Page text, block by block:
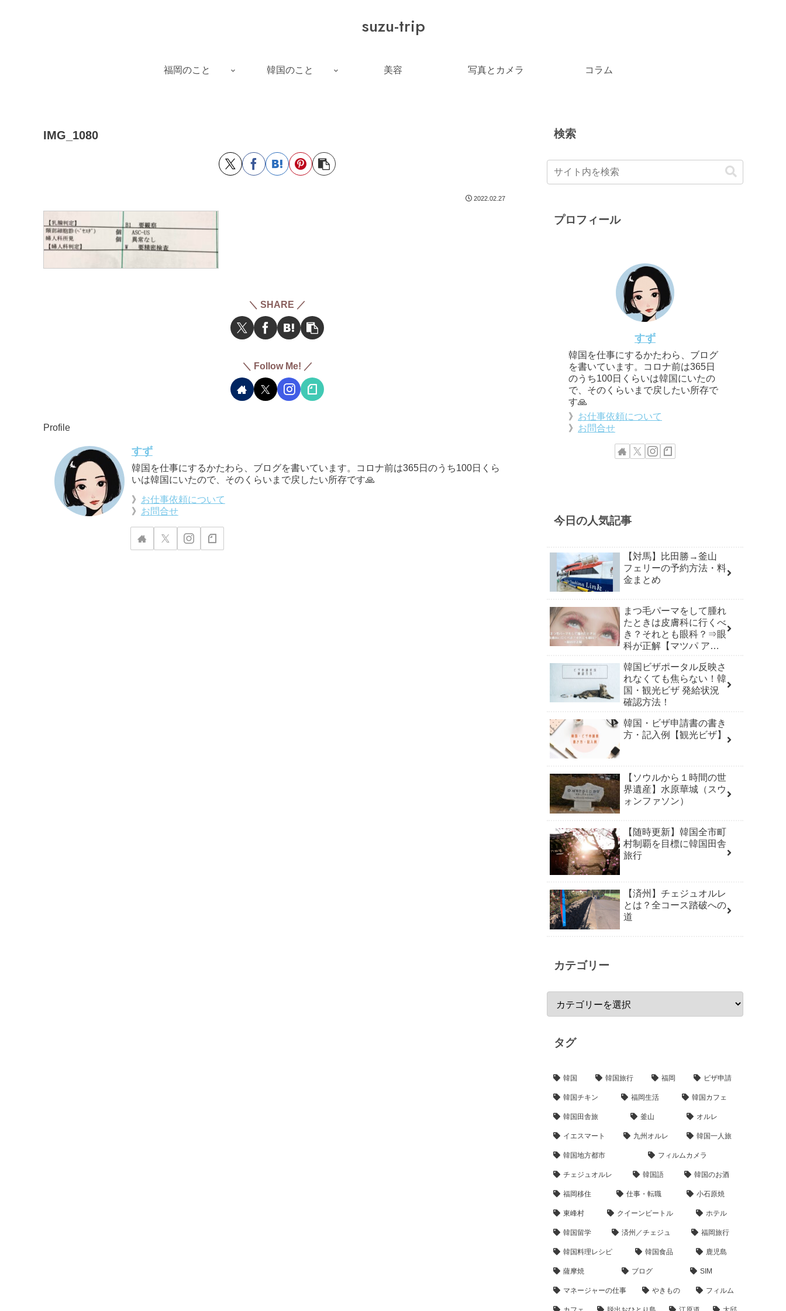
suzu-trip
福岡のこと 韓国のこと 美容 写真とカメラ コラム
IMG_1080
2022.02.27
＼ SHARE ／
＼ Follow Me! ／
Profile
すず
韓国を仕事にするかたわら、ブログを書いています。コロナ前は365日のうち100日くら
いは韓国にいたので、そのくらいまで戻したい所存です🙏
》 お仕事依頼について
》 お問合せ
検索
プロフィール
すず
韓国を仕事にするかたわら、ブログ
を書いています。コロナ前は365日
のうち100日くらいは韓国にいたの
で、そのくらいまで戻したい所存で
す🙏
》 お仕事依頼について
》 お問合せ
今日の人気記事
【対馬】比田勝→釜山
フェリーの予約方法・料
金まとめ
まつ毛パーマをして腫れ
たときは皮膚科に行くべ
き？それとも眼科？⇒眼
科が正解【マツパ アレ
韓国ビザポータル反映さ
れなくても焦らない！韓
国・観光ビザ 発給状況
確認方法！
韓国・ビザ申請書の書き
方・記入例【観光ビザ】
【ソウルから１時間の世
界遺産】水原華城（スウ
ォンファソン）
【随時更新】韓国全市町
村制覇を目標に韓国田舎
旅行
【済州】チェジュオルレ
とは？全コース踏破への
道
カテゴリー
タグ
韓国 韓国旅行 福岡 ビザ申請
韓国チキン 福岡生活 韓国カフェ
韓国田舎旅 釜山 オルレ
イエスマート 九州オルレ 韓国一人旅
韓国地方都市 フィルムカメラ
チェジュオルレ 韓国語 韓国のお酒
福岡移住 仕事・転職 小石原焼
東峰村 クイーンビートル ホテル
韓国留学 済州／チェジュ 福岡旅行
韓国料理レシピ 韓国食品 鹿児島
薩摩焼 ブログ SIM
マネージャーの仕事 やきもの フィルム